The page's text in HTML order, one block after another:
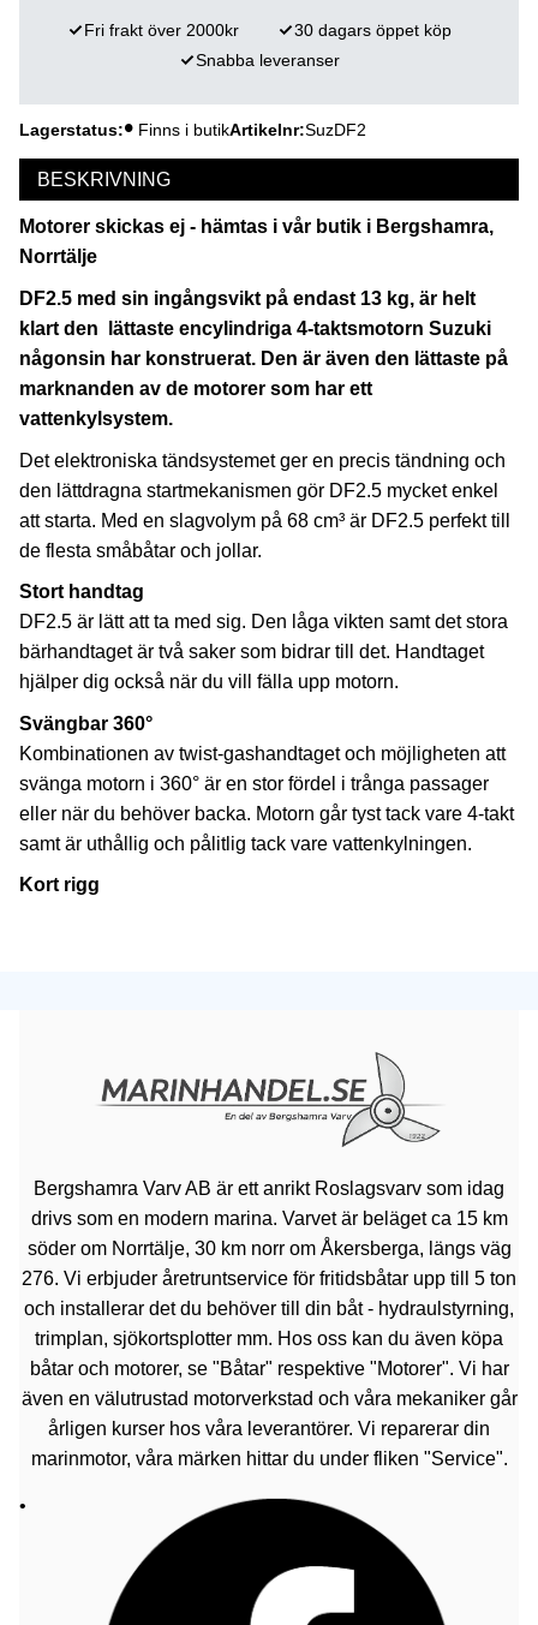
Lagerstatus Finns i butikArtikelnr SuzDF2
Fri frakt över 2000kr
30 dagars öppet köp
Snabba leveranser
BESKRIVNING
Motorer skickas ej - hämtas i vår butik i Bergshamra,
Norrtälje
DF2.5 med sin ingångsvikt på endast 13 kg, är helt
klart den lättaste encylindriga 4-taktsmotorn Suzuki
någonsin har konstruerat. Den är även den lättaste på
marknanden av de motorer som har ett
vattenkylsystem.
Det elektroniska tändsystemet ger en precis tändning och
den lättdragna startmekanismen gör DF2.5 mycket enkel
att starta. Med en slagvolym på 68 cm³ är DF2.5 perfekt till
de flesta småbåtar och jollar.
Stort handtag
DF2.5 är lätt att ta med sig. Den låga vikten samt det stora
bärhandtaget är två saker som bidrar till det. Handtaget
hjälper dig också när du vill fälla upp motorn.
Svängbar 360°
Kombinationen av twist-gashandtaget och möjligheten att
svänga motorn i 360° är en stor fördel i trånga passager
eller när du behöver backa. Motorn går tyst tack vare 4-takt
samt är uthållig och pålitlig tack vare vattenkylningen.
Kort rigg
Bergshamra Varv AB är ett anrikt Roslagsvarv som idag
drivs som en modern marina. Varvet är beläget ca 15 km
söder om Norrtälje, 30 km norr om Åkersberga, längs väg
276. Vi erbjuder åretruntservice för fritidsbåtar upp till 5 ton
och installerar det du behöver till din båt - hydraulstyrning,
trimplan, sjökortsplotter mm. Hos oss kan du även köpa
båtar och motorer, se "Båtar" respektive "Motorer". Vi har
även en välutrustad motorverkstad och våra mekaniker går
årligen kurser hos våra leverantörer. Vi reparerar din
marinmotor, våra märken hittar du under fliken "Service".